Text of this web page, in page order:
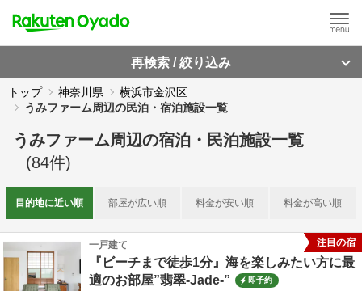
再検索 / 絞り込み
トップ 神奈川県
横浜市金沢区
うみファーム周辺の民泊・宿泊施設一覧
うみファーム周辺の宿泊・民泊施設一覧
(84件)
目的地に近い順 部屋が広い順 料金が安い順 料金が高い順
一戸建て
『ビーチまで徒歩1分』海を楽しみたい方に最
適のお部屋”翡翠-Jade-”
即予約
注目の宿